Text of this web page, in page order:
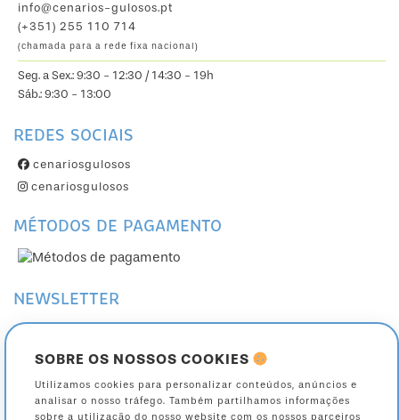
info@cenarios-gulosos.pt
(+351) 255 110 714
(chamada para a rede fixa nacional)
Seg. a Sex.: 9:30 - 12:30 / 14:30 - 19h
Sáb.: 9:30 - 13:00
REDES SOCIAIS
cenariosgulosos
cenariosgulosos
MÉTODOS DE PAGAMENTO
NEWSLETTER
Cancele a sua subscrição
Toda a informação sobre como são tratados os seus dados está na nossa página
política de privacidade.
SOBRE OS NOSSOS COOKIES
Utilizamos cookies para personalizar conteúdos, anúncios e
analisar o nosso tráfego. Também partilhamos informações
sobre a utilização do nosso website com os nossos parceiros